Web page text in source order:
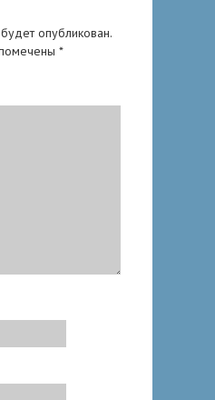
опубликован.
*